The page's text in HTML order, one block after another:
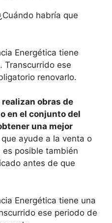
habría que
Energética tiene
. Transcurrido ese
renovarlo.
realizan obras de
en el conjunto del
una mejor
ayude a la venta o
posible también
antes de que
Energética tiene una
ese periodo de